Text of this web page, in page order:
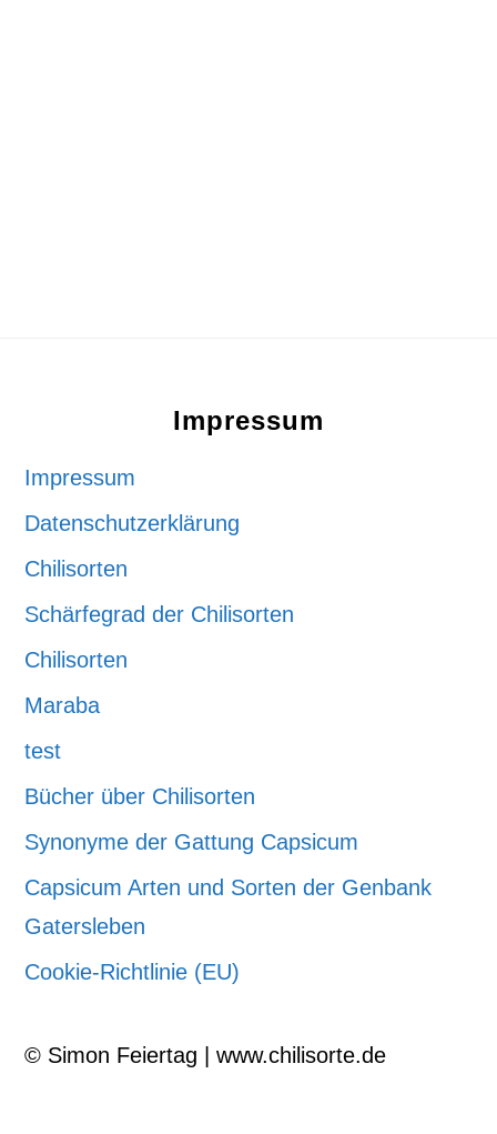
Impressum
Impressum
Datenschutzerklärung
Chilisorten
Schärfegrad der Chilisorten
Chilisorten
Maraba
test
Bücher über Chilisorten
Synonyme der Gattung Capsicum
Capsicum Arten und Sorten der Genbank
Gatersleben
Cookie-Richtlinie (EU)
© Simon Feiertag | www.chilisorte.de